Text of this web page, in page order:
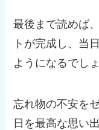
最後まで読めば
トが完成し、当
ようになるでしょ
忘れ物の不安を
日を最高な思い